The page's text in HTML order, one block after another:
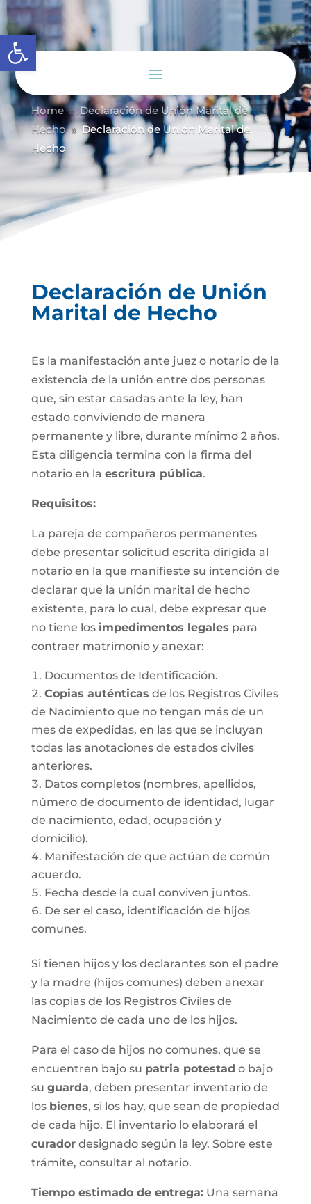
Abrir barra de herramientas
Home 9 Declaración de Unión Marital de
Hecho 9 Declaración de Unión Marital de
Hecho
Declaración de Unión
Marital de Hecho
Es la manifestación ante juez o notario de la
existencia de la unión entre dos personas
que, sin estar casadas ante la ley, han
estado conviviendo de manera
permanente y libre, durante mínimo 2 años.
Esta diligencia termina con la firma del
notario en la escritura pública.
Requisitos:
La pareja de compañeros permanentes
debe presentar solicitud escrita dirigida al
notario en la que manifieste su intención de
declarar que la unión marital de hecho
existente, para lo cual, debe expresar que
no tiene los impedimentos legales para
contraer matrimonio y anexar:
Documentos de Identificación.
Copias auténticas de los Registros Civiles
de Nacimiento que no tengan más de un
mes de expedidas, en las que se incluyan
todas las anotaciones de estados civiles
anteriores.
Datos completos (nombres, apellidos,
número de documento de identidad, lugar
de nacimiento, edad, ocupación y
domicilio).
Manifestación de que actúan de común
acuerdo.
Fecha desde la cual conviven juntos.
De ser el caso, identificación de hijos
comunes.
Si tienen hijos y los declarantes son el padre
y la madre (hijos comunes) deben anexar
las copias de los Registros Civiles de
Nacimiento de cada uno de los hijos.
Para el caso de hijos no comunes, que se
encuentren bajo su patria potestad o bajo
su guarda, deben presentar inventario de
los bienes, si los hay, que sean de propiedad
de cada hijo. El inventario lo elaborará el
curadordesignado según la ley. Sobre este
trámite, consultar al notario.
Tiempo estimado de entrega:Una semana